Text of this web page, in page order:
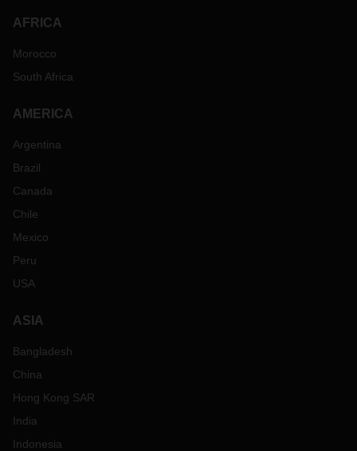
AFRICA
Morocco
South Africa
AMERICA
Argentina
Brazil
Canada
Chile
Mexico
Peru
USA
ASIA
Bangladesh
China
Hong Kong SAR
India
Indonesia